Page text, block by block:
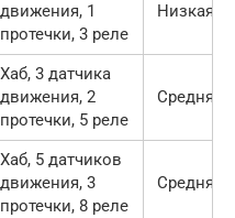
движения, 1
протечки, 3 реле
Низкая
Хаб, 3 датчика
движения, 2
протечки, 5 реле
Средняя
Хаб, 5 датчиков
движения, 3
протечки, 8 реле
Средняя